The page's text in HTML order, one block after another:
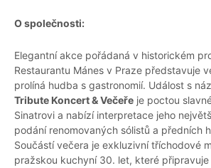
O společnosti:
Elegantní akce pořádaná v historickém
Restaurantu Mánes v Praze představuje
prolíná hudba s gastronomií. Událost s
Tribute Koncert & Večeře je poctou
Sinatrovi a nabízí interpretace jeho
podání renomovaných sólistů a předních
Součástí večera je exkluzivní tříchodové
pražskou kuchyní 30. let, které připravuje